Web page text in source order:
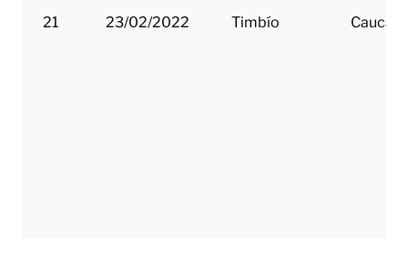
21 23/02/2022 Timbío Cauca